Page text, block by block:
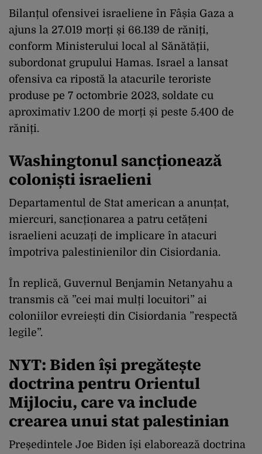
Bilanțul ofensivei israeliene în Fâșia Gaza a
ajuns la 27.019 morți și 66.139 de răniți,
conform Ministerului local al Sănătății,
subordonat grupului Hamas. Israel a lansat
ofensiva ca ripostă la atacurile teroriste
produse pe 7 octombrie 2023, soldate cu
aproximativ 1.200 de morți și peste 5.400 de
răniți.
Washingtonul sancționează
coloniști israelieni
Departamentul de Stat american a anunțat,
miercuri, sancționarea a patru cetățeni
israelieni acuzați de implicare în atacuri
împotriva palestinienilor din Cisiordania.
În replică, Guvernul Benjamin Netanyahu a
transmis că ”cei mai mulți locuitori” ai
coloniilor evreiești din Cisiordania ”respectă
legile”.
NYT: Biden își pregătește
doctrina pentru Orientul
Mijlociu, care va include
crearea unui stat palestinian
Președintele Joe Biden își elaborează doctrina